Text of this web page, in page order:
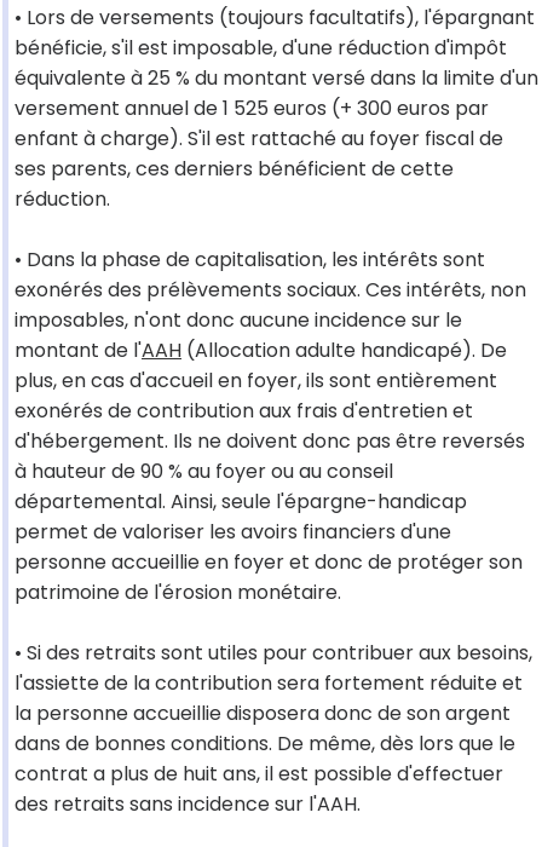
• Lors de versements (toujours facultatifs), l'épargnant
bénéficie, s'il est imposable, d'une réduction d'impôt
équivalente à 25 % du montant versé dans la limite d'un
versement annuel de 1 525 euros (+ 300 euros par
enfant à charge). S'il est rattaché au foyer fiscal de
ses parents, ces derniers bénéficient de cette
réduction.
• Dans la phase de capitalisation, les intérêts sont
exonérés des prélèvements sociaux. Ces intérêts, non
imposables, n'ont donc aucune incidence sur le
montant de l'AAH (Allocation adulte handicapé). De
plus, en cas d'accueil en foyer, ils sont entièrement
exonérés de contribution aux frais d'entretien et
d'hébergement. Ils ne doivent donc pas être reversés
à hauteur de 90 % au foyer ou au conseil
départemental. Ainsi, seule l'épargne-handicap
permet de valoriser les avoirs financiers d'une
personne accueillie en foyer et donc de protéger son
patrimoine de l'érosion monétaire.
• Si des retraits sont utiles pour contribuer aux besoins,
l'assiette de la contribution sera fortement réduite et
la personne accueillie disposera donc de son argent
dans de bonnes conditions. De même, dès lors que le
contrat a plus de huit ans, il est possible d'effectuer
des retraits sans incidence sur l'AAH.